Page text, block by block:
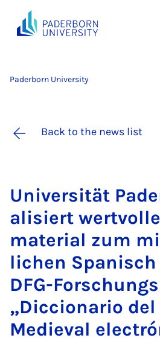
Paderborn University
Back to the news list
Uni­versität
al­is­iert
ma­teri­al zum
lichen Span­isch
DFG-
„Dic­cion­ario del
Me­di­ev­al